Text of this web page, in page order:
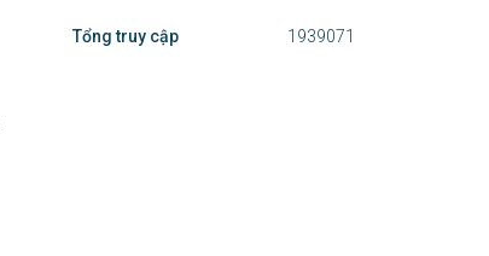
Tổng truy cập 1939071